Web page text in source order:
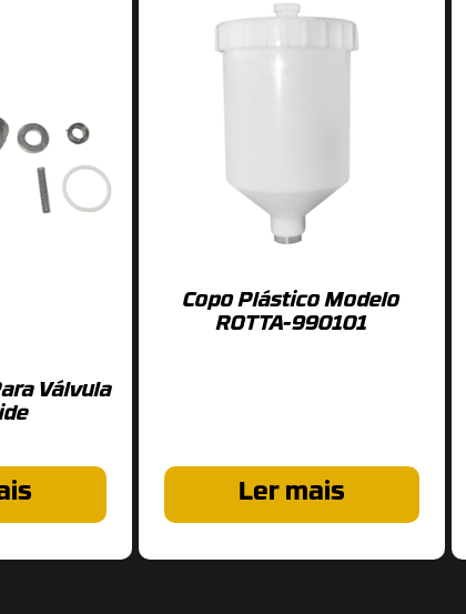
Válvula
Copo Plástico Modelo
ROTTA-990101
Ler mais